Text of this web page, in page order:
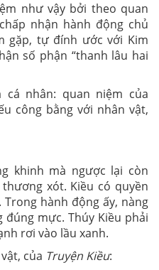
như vậy bởi theo quan
nhận hành động chủ
gặp, tự đính ước với Kim
số phận “thanh lâu hai
cá nhân: quan niệm của
công bằng với nhân vật,
khinh mà ngược lại còn
xót. Kiều có quyền
hành động ấy, nàng
mực. Thúy Kiều phải
rơi vào lầu xanh.
của Truyện Kiều: